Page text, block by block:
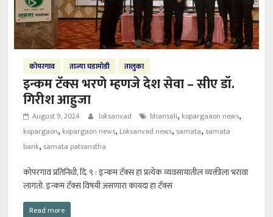
कोपरगाव ताज्या घडामोडी तालुका
इन्कम टॅक्स भरणे म्हणजे देश सेवा – सीए डॉ.
गिरीश आहुजा
August 9, 2024 loksanvad bhansali, kopargaaon news,
kopargaon, kopargaon news, Loksanvad news, samata, samata
bank, samata patsanstha
कोपरगाव प्रतिनिधी, दि. ९ : इन्कम टॅक्स हा प्रत्येक व्यवसायातील व्यक्तीला भरावा
लागतो. इन्कम टॅक्स विषयी असणारा कायदा हा टॅक्स
Read more